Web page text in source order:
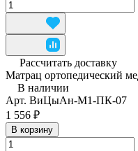
Рассчитать доставку
Матрац ортопедический
В наличии
Арт. ВиЦыАн-М1-ПК-07
1 556 ₽
В корзину